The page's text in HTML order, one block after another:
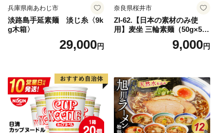
兵庫県南あわじ市
淡路島手延素麺 淡じ糸〈9k
g木箱〉
29,000円
奈良県桜井市
ZI-62.【日本の素材のみ使
用】麦坐 三輪素麺（50g×5束
9,000円